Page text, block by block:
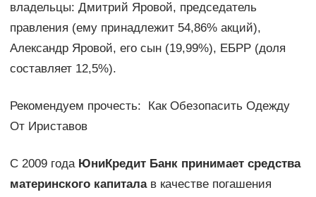
владельцы: Дмитрий Яровой, председатель
правления (ему принадлежит 54,86% акций),
Александр Яровой, его сын (19,99%), ЕБРР (доля
составляет 12,5%).
Рекомендуем прочесть: Как Обезопасить Одежду
От Ириставов
С 2009 года ЮниКредит Банк принимает средства
материнского капиталав качестве погашения